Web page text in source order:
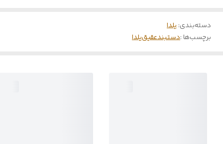
دسته‌بندی:یلدا
برچسب‌ها :دستبندعقیقیلدا